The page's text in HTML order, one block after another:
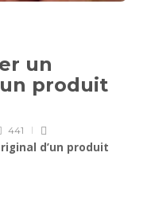
un
produit
441
d’un produit